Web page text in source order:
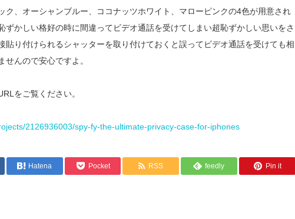
ク、オーシャンブルー、ココナッツホワイト、マローピンクの4色が用意され
ずかしい格好の時に間違ってビデオ通話を受けてしまい超恥ずかしい思いをさ
貼り付けられるシャッターを取り付けておくと誤ってビデオ通話を受けても相
んので安心ですよ。
をご覧ください。
2126936003/spy-fy-the-ultimate-privacy-case-for-iphones
Hatena Pocket RSS feedly Pin it